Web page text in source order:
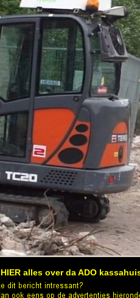
HIER alles over da ADO